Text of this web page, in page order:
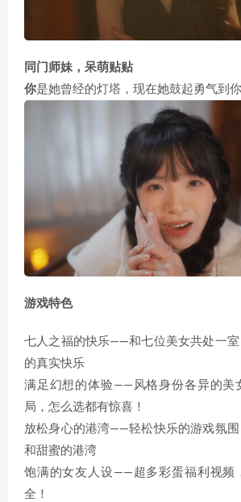
同门师妹，呆萌贴贴
你是她曾经的灯塔，现在她鼓起勇气到
游戏特色
七人之福的快乐——和七位美女共处一室
的真实快乐
满足幻想的体验——风格身份各异的美
局，怎么选都有惊喜！
放松身心的港湾——轻松快乐的游戏氛
和甜蜜的港湾
饱满的女友人设——超多彩蛋福利视频
全！